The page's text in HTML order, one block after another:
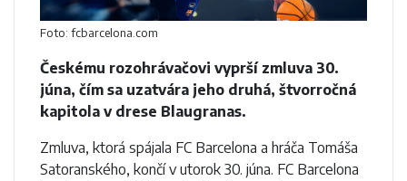
Foto: fcbarcelona.com
Českému rozohrávačovi vyprší zmluva 30.
júna, čím sa uzatvára jeho druhá, štvorročná
kapitola v drese Blaugranas.
Zmluva, ktorá spájala FC Barcelona a hráča Tomáša
Satoranského, končí v utorok 30. júna. FC Barcelona